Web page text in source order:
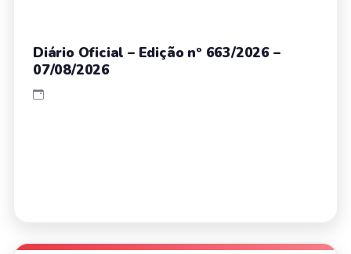
Diário Oficial – Edição nº 663/2026 –
07/08/2026